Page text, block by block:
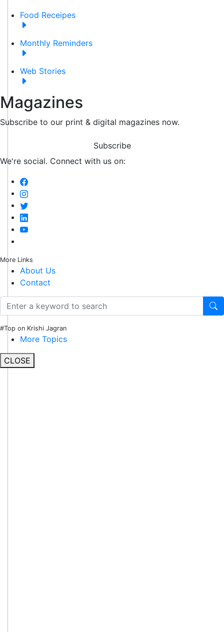
Food Receipes
Monthly Reminders
Web Stories
Magazines
Subscribe to our print & digital magazines now.
Subscribe
We're social. Connect with us on:
More Links
About Us
Contact
#Top on Krishi Jagran
More Topics
CLOSE